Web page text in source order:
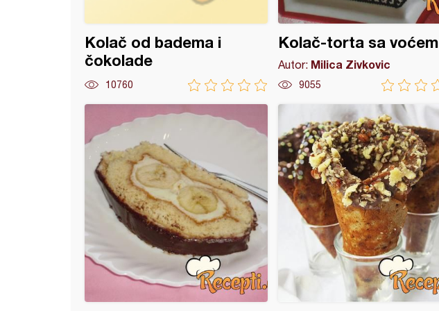
Kolač od badema i
čokolade
10760
Kolač-torta sa voćem
Autor: Milica Zivkovic
9055